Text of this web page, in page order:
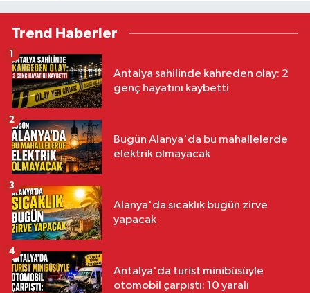
Trend Haberler
Antalya sahilinde kahreden olay: 2
genç hayatını kaybetti
1
Bugün Alanya'da bu mahallelerde
elektrik olmayacak
2
Alanya'da sıcaklık bugün zirve
yapacak
3
Antalya'da turist minibüsüyle
otomobil çarpıştı: 10 yaralı
4